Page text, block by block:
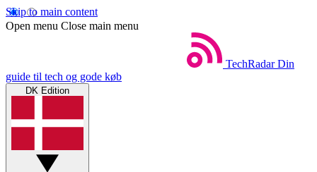
Skip to main content
Open menu Close main menu
TechRadar Din
guide til tech og gode køb
DK Edition